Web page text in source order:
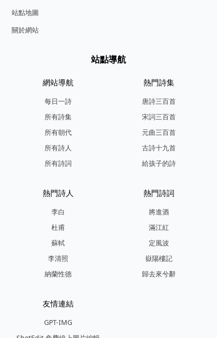
站點地圖
關於網站
站點導航
網站導航
每日一詩
所有詩集
所有朝代
所有詩人
所有詩詞
熱門詩集
唐詩三百首
宋詞三百首
元曲三百首
古詩十九首
給孩子的詩
熱門詩人
李白
杜甫
蘇軾
李清照
納蘭性德
熱門詩詞
將進酒
滿江紅
定風波
嶽陽樓記
歸去來兮辭
友情連結
GPT-IMG